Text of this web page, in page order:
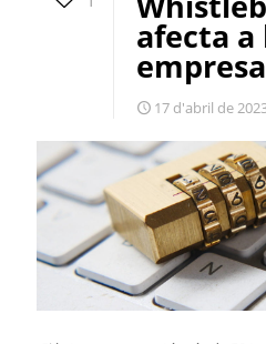
afecta a
empresa
17 d'abril de